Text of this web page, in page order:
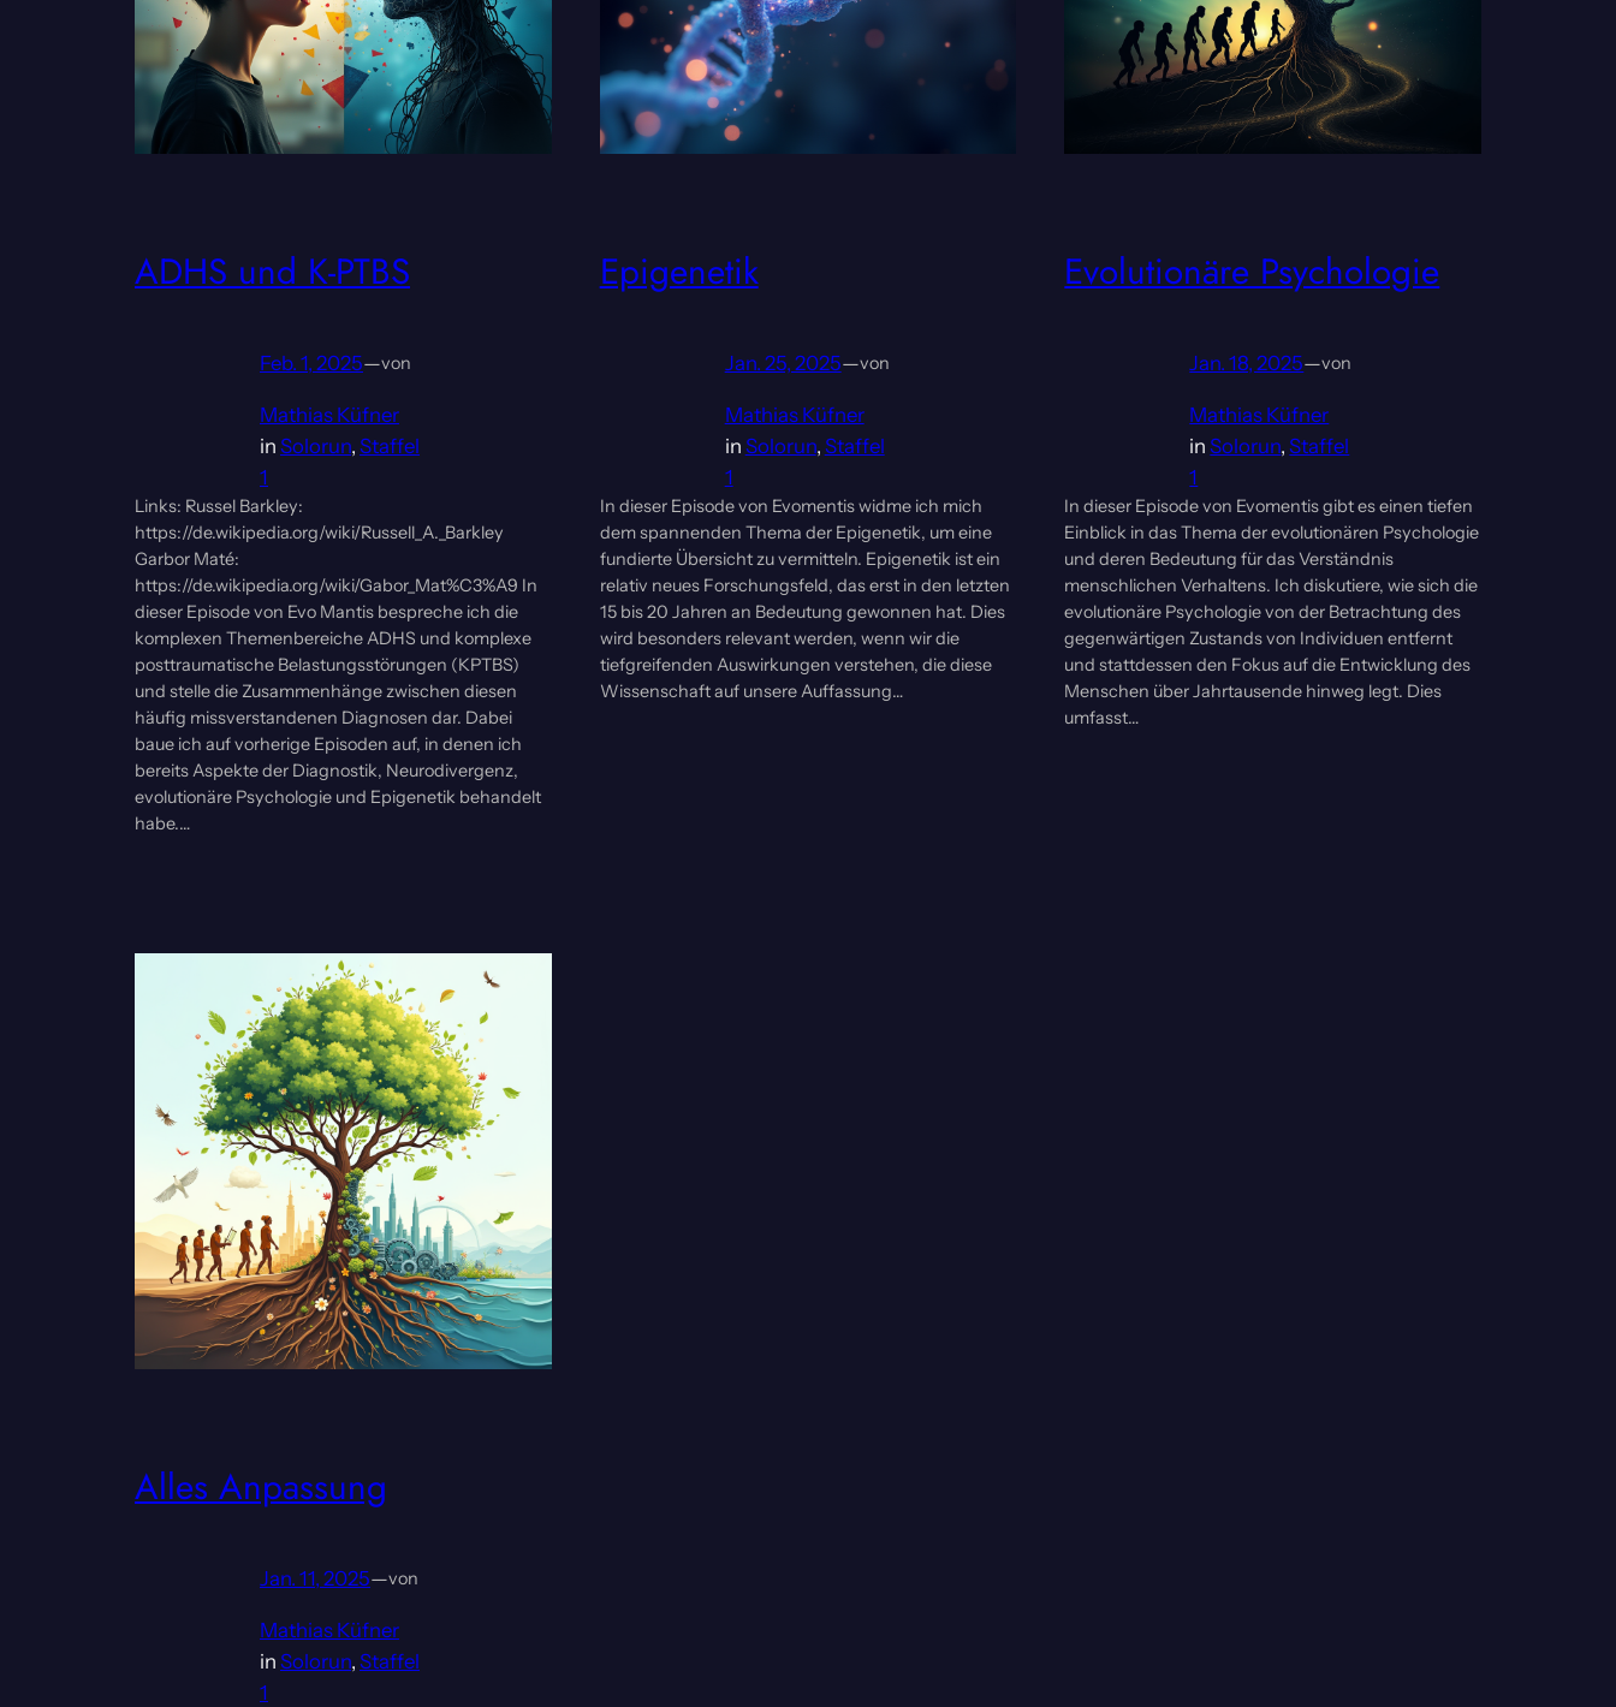
ADHS und K-PTBS
Feb. 1, 2025—von
Mathias Küfner
in Solorun, Staffel
1
Links: Russel Barkley:
https://de.wikipedia.org/wiki/Russell_A._Barkley
Garbor Maté:
https://de.wikipedia.org/wiki/Gabor_Mat%C3%A9 In
dieser Episode von Evo Mantis bespreche ich die
komplexen Themenbereiche ADHS und komplexe
posttraumatische Belastungsstörungen (KPTBS)
und stelle die Zusammenhänge zwischen diesen
häufig missverstandenen Diagnosen dar. Dabei
baue ich auf vorherige Episoden auf, in denen ich
bereits Aspekte der Diagnostik, Neurodivergenz,
evolutionäre Psychologie und Epigenetik behandelt
habe.…
Epigenetik
Jan. 25, 2025—von
Mathias Küfner
in Solorun, Staffel
1
In dieser Episode von Evomentis widme ich mich
dem spannenden Thema der Epigenetik, um eine
fundierte Übersicht zu vermitteln. Epigenetik ist ein
relativ neues Forschungsfeld, das erst in den letzten
15 bis 20 Jahren an Bedeutung gewonnen hat. Dies
wird besonders relevant werden, wenn wir die
tiefgreifenden Auswirkungen verstehen, die diese
Wissenschaft auf unsere Auffassung…
Evolutionäre Psychologie
Jan. 18, 2025—von
Mathias Küfner
inSolorun, Staffel
1
In dieser Episode von Evomentis gibt es einen tiefen
Einblick in das Thema der evolutionären Psychologie
und deren Bedeutung für das Verständnis
menschlichen Verhaltens. Ich diskutiere, wie sich die
evolutionäre Psychologie von der Betrachtung des
gegenwärtigen Zustands von Individuen entfernt
und stattdessen den Fokus auf die Entwicklung des
Menschen über Jahrtausende hinweg legt. Dies
umfasst…
Alles Anpassung
Jan. 11, 2025—von
Mathias Küfner
in Solorun, Staffel
1